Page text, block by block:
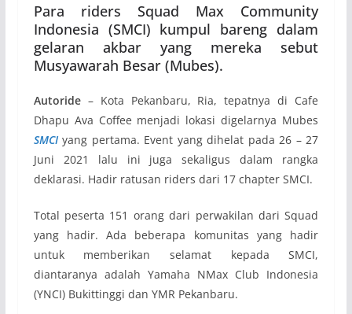
Para riders Squad Max Community
Indonesia (SMCI) kumpul bareng dalam
gelaran akbar yang mereka sebut
Musyawarah Besar (Mubes).
Autoride– Kota Pekanbaru, Ria, tepatnya di Cafe
Dhapu Ava Coffee menjadi lokasi digelarnya Mubes
SMCIyang pertama. Event yang dihelat pada 26 – 27
Juni 2021 lalu ini juga sekaligus dalam rangka
deklarasi. Hadir ratusan riders dari 17 chapter SMCI.
Total peserta 151 orang dari perwakilan dari Squad
yang hadir. Ada beberapa komunitas yang hadir
untuk memberikan selamat kepada SMCI,
diantaranya adalah Yamaha NMax Club Indonesia
(YNCI) Bukittinggi dan YMR Pekanbaru.